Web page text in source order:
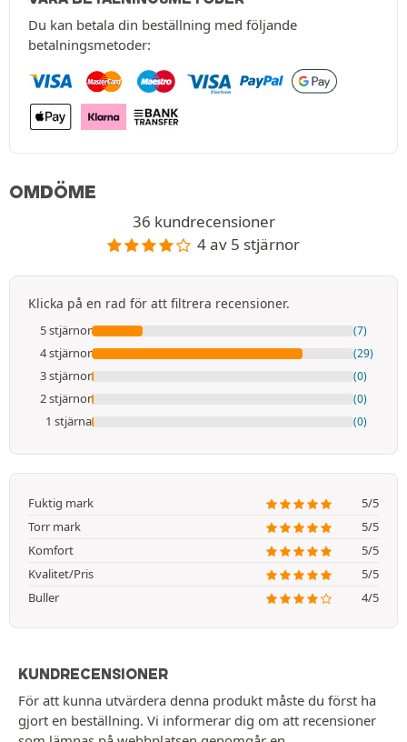
Du kan betala din beställning med följande
betalningsmetoder:
OMDÖME
36 kundrecensioner
4 av 5 stjärnor
Klicka på en rad för att filtrera recensioner.
5 stjärnor (7)
4 stjärnor (29)
3 stjärnor (0)
2 stjärnor (0)
1 stjärna (0)
Fuktig mark
5/5
Torr mark
5/5
Komfort
5/5
Kvalitet/Pris
5/5
Buller
4/5
KUNDRECENSIONER
För att kunna utvärdera denna produkt måste du först ha
gjort en beställning. Vi informerar dig om att recensioner